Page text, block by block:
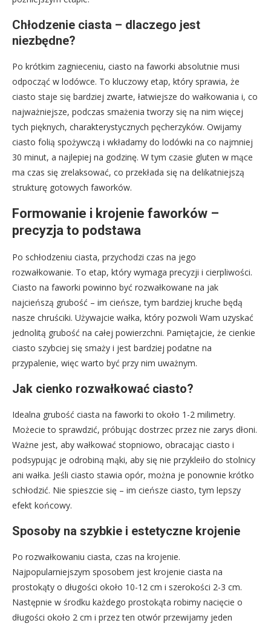
Chłodzenie ciasta – dlaczego jest
niezbędne?
Po krótkim zagnieceniu, ciasto na faworki absolutnie musi
odpocząć w lodówce. To kluczowy etap, który sprawia, że
ciasto staje się bardziej zwarte, łatwiejsze do wałkowania i, co
najważniejsze, podczas smażenia tworzy się na nim więcej
tych pięknych, charakterystycznych pęcherzyków. Owijamy
ciasto folią spożywczą i wkładamy do lodówki na co najmniej
30 minut, a najlepiej na godzinę. W tym czasie gluten w mące
ma czas się zrelaksować, co przekłada się na delikatniejszą
strukturę gotowych faworków.
Formowanie i krojenie faworków –
precyzja to podstawa
Po schłodzeniu ciasta, przychodzi czas na jego
rozwałkowanie. To etap, który wymaga precyzji i cierpliwości.
Ciasto na faworki powinno być rozwałkowane na jak
najcieńszą grubość – im cieńsze, tym bardziej kruche będą
nasze chruściki. Używajcie wałka, który pozwoli Wam uzyskać
jednolitą grubość na całej powierzchni. Pamiętajcie, że cienkie
ciasto szybciej się smaży i jest bardziej podatne na
przypalenie, więc warto być przy nim uważnym.
Jak cienko rozwałkować ciasto?
Idealna grubość ciasta na faworki to około 1-2 milimetry.
Możecie to sprawdzić, próbując dostrzec przez nie zarys dłoni.
Ważne jest, aby wałkować stopniowo, obracając ciasto i
podsypując je odrobiną mąki, aby się nie przykleiło do stolnicy
ani wałka. Jeśli ciasto stawia opór, można je ponownie krótko
schłodzić. Nie spieszcie się – im cieńsze ciasto, tym lepszy
efekt końcowy.
Sposoby na szybkie i estetyczne krojenie
Po rozwałkowaniu ciasta, czas na krojenie.
Najpopularniejszym sposobem jest krojenie ciasta na
prostokąty o długości około 10-12 cm i szerokości 2-3 cm.
Następnie w środku każdego prostokąta robimy nacięcie o
długości około 2 cm i przez ten otwór przewijamy jeden